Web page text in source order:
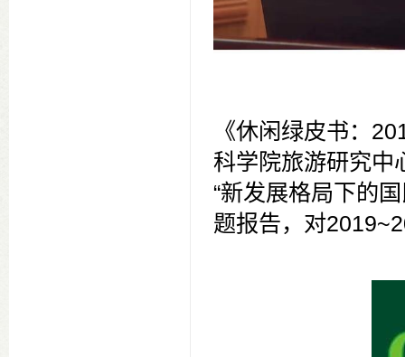
《休闲绿皮书：
科学院旅游研究中
“新发展格局下的
题报告，对